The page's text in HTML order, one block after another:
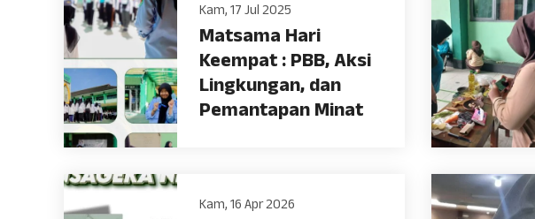
Kam, 17 Jul 2025
Matsama Hari
Keempat : PBB, Aksi
Lingkungan, dan
Pemantapan Minat
Kam, 16 Apr 2026